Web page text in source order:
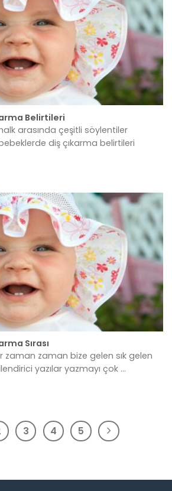
Belirtileri
arasında çeşitli söylentiler
diş çıkarma belirtileri
Sırası
zaman zaman bize gelen sık gelen
yazılar yazmayı çok ...
3 4 5